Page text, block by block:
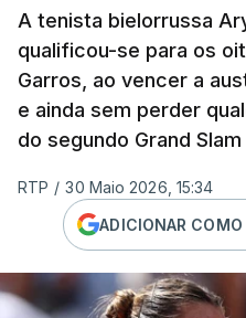
A tenista bielorrussa
qualificou-se para os
Garros, ao vencer a
e ainda sem perder
do segundo Grand
RTP / 30 Maio 2026, 15:34
ADICIONAR